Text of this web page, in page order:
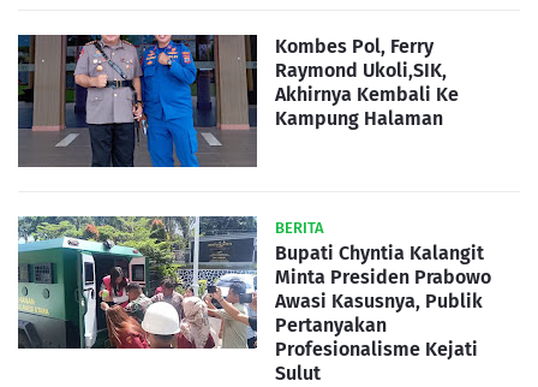
Kombes Pol, Ferry
Raymond Ukoli,SIK,
Akhirnya Kembali Ke
Kampung Halaman
BERITA
Bupati Chyntia Kalangit
Minta Presiden Prabowo
Awasi Kasusnya, Publik
Pertanyakan
Profesionalisme Kejati
Sulut